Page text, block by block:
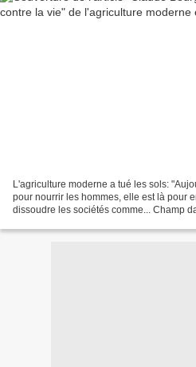
L'agriculture moderne a tué les sols:
pour nourrir les hommes, elle est là pour
dissoudre les sociétés comme... Champ